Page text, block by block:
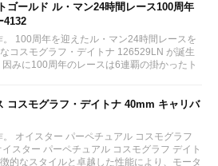
ゴールド ル・マン24時間レース100周年
4132
100周年を迎えたル・マン24時間レースを
コスモグラフ・デイトナ 126529LN が誕生
因みに100周年のレースは6連覇の掛かったト
コスモグラフ・デイトナ 40mm キャリバ
オイスター パーペチュアル コスモグラフ
スター パーペチュアル コスモグラフ デイト
的なスタイルと卓越した性能により、モータ